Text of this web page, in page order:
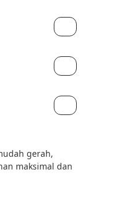
gerah,
maksimal dan